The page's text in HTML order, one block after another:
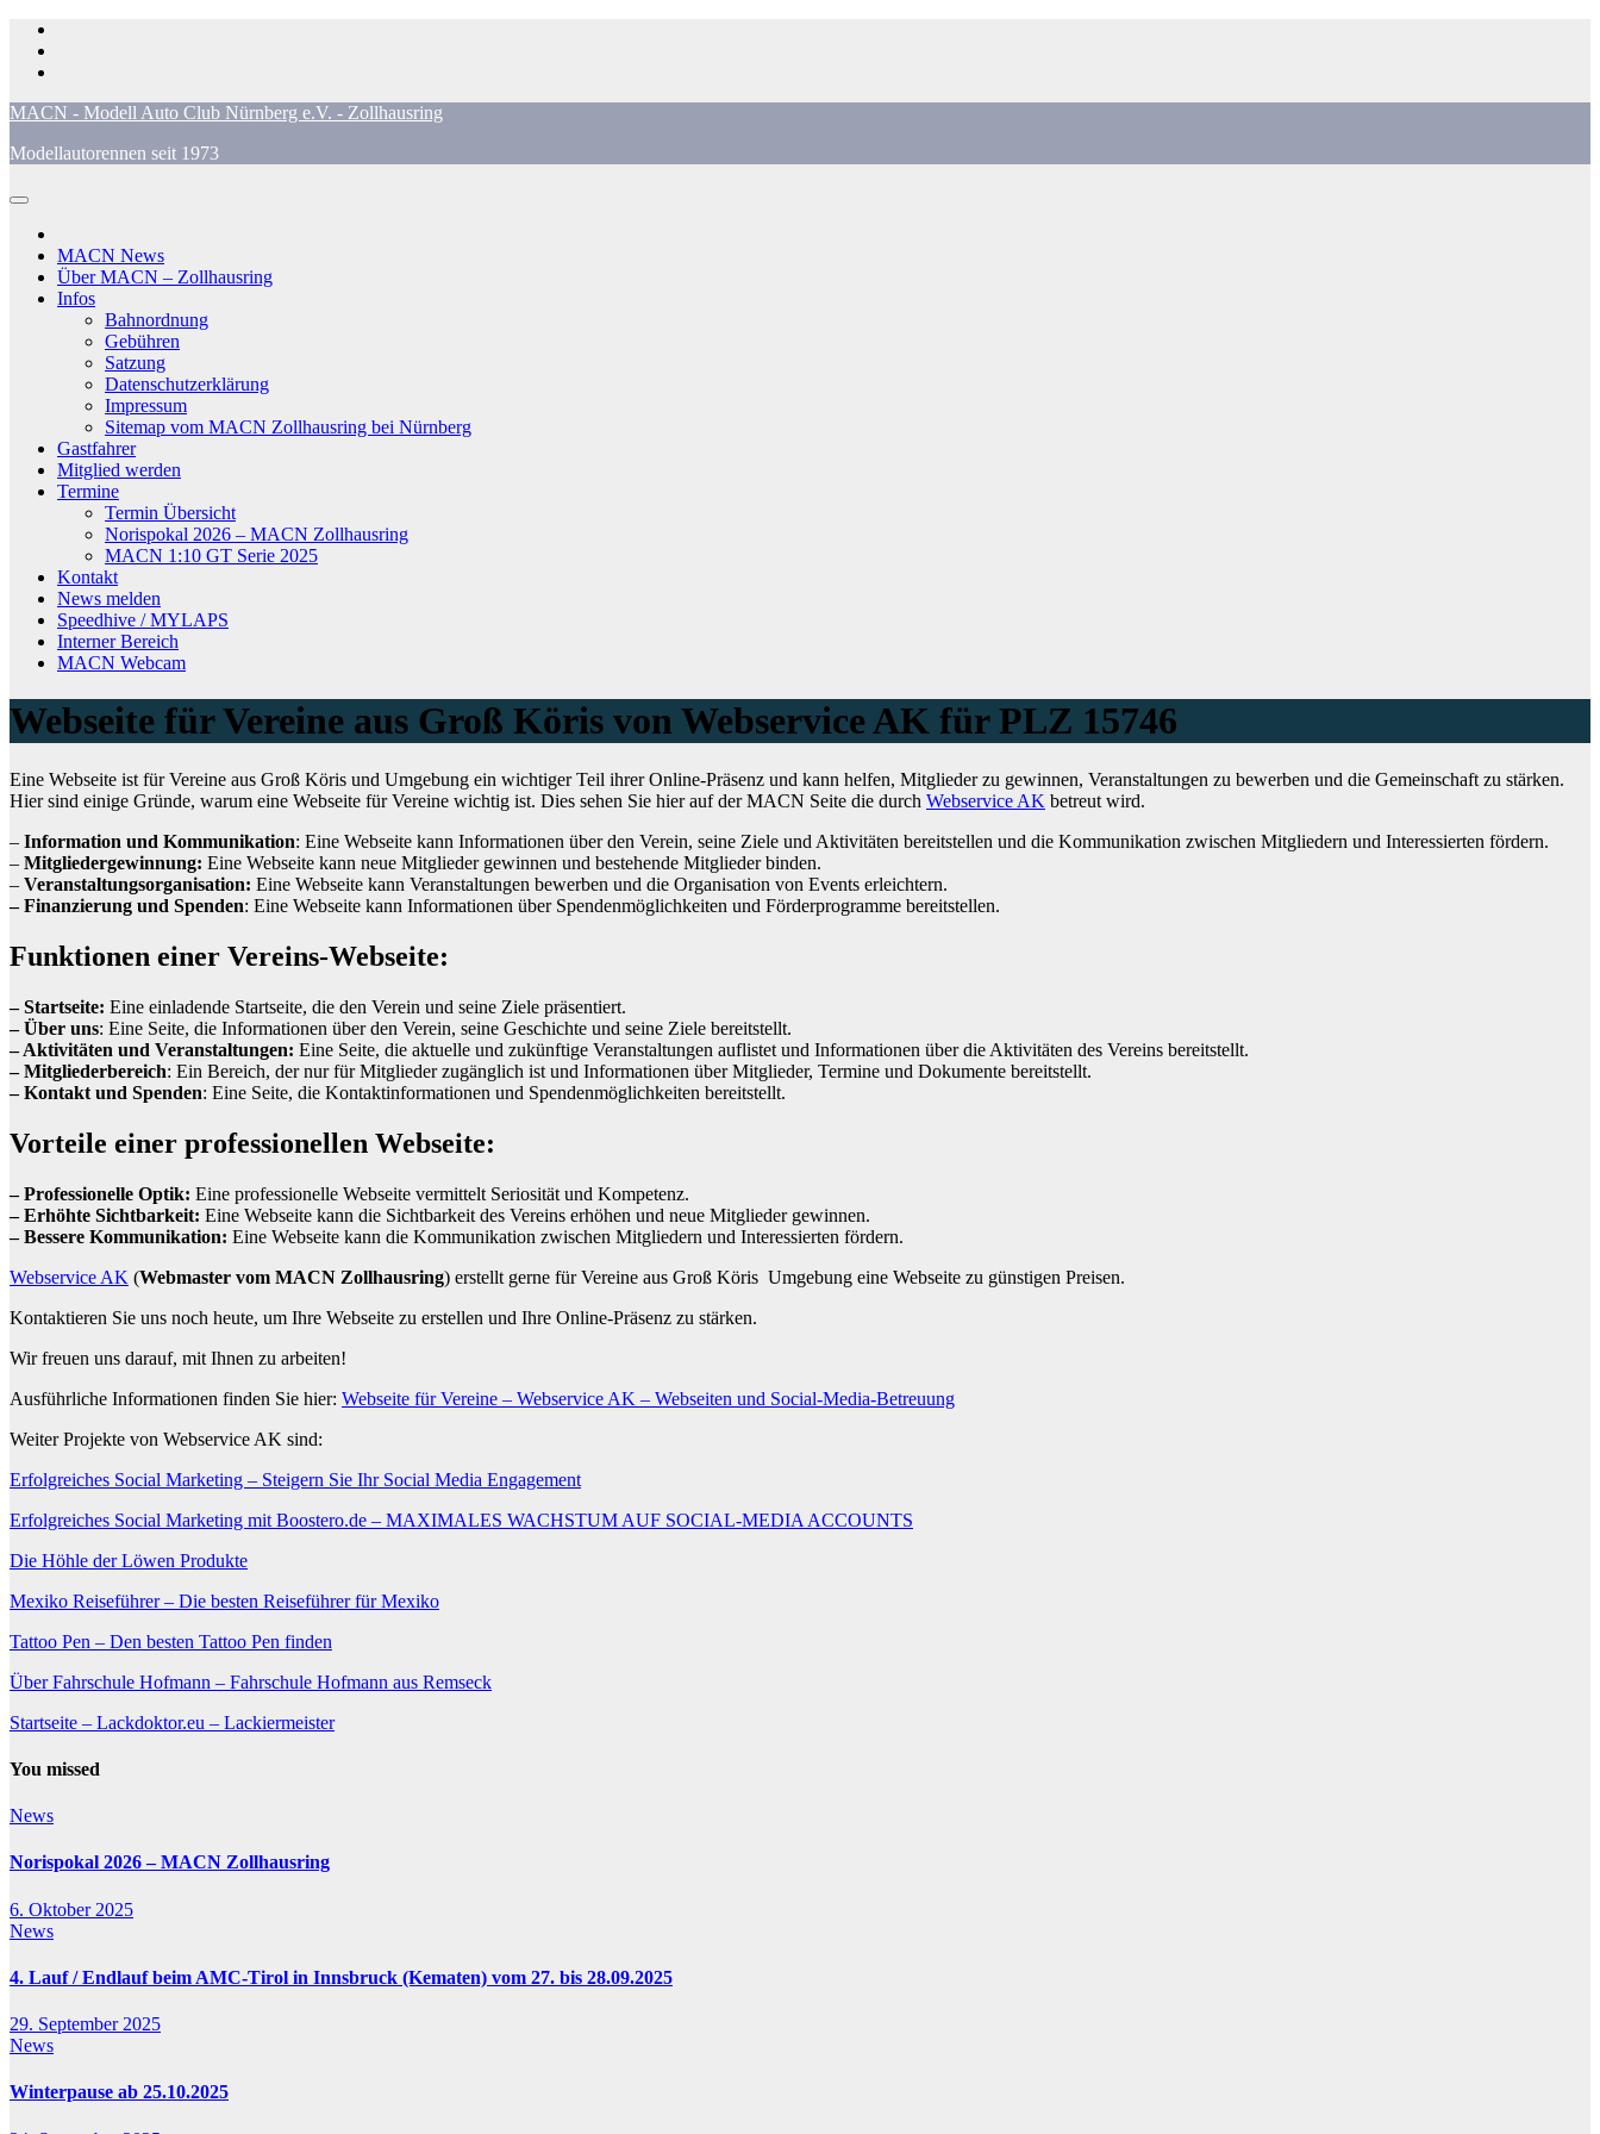
Zum
Inhalt
springen
MACN - Modell Auto Club Nürnberg e.V. - Zollhausring
Modellautorennen seit 1973
MACN News
Über MACN – Zollhausring
Infos
Bahnordnung
Gebühren
Satzung
Datenschutzerklärung
Impressum
Sitemap vom MACN Zollhausring bei Nürnberg
Gastfahrer
Mitglied werden
Termine
Termin Übersicht
Norispokal 2026 – MACN Zollhausring
MACN 1:10 GT Serie 2025
Kontakt
News melden
Speedhive / MYLAPS
Interner Bereich
MACN Webcam
Webseite für Vereine aus Groß Köris von Webservice AK für PLZ 15746
Eine Webseite ist für Vereine aus Groß Köris und Umgebung ein wichtiger Teil ihrer Online-Präsenz und kann helfen, Mitglieder zu gewinnen, Veranstaltungen zu bewerben und die Gemeinschaft zu stärken.
Hier sind einige Gründe, warum eine Webseite für Vereine wichtig ist. Dies sehen Sie hier auf der MACN Seite die durch Webservice AK betreut wird.
– Information und Kommunikation: Eine Webseite kann Informationen über den Verein, seine Ziele und Aktivitäten bereitstellen und die Kommunikation zwischen Mitgliedern und Interessierten fördern.
– Mitgliedergewinnung: Eine Webseite kann neue Mitglieder gewinnen und bestehende Mitglieder binden.
– Veranstaltungsorganisation: Eine Webseite kann Veranstaltungen bewerben und die Organisation von Events erleichtern.
– Finanzierung und Spenden: Eine Webseite kann Informationen über Spendenmöglichkeiten und Förderprogramme bereitstellen.
Funktionen einer Vereins-Webseite:
– Startseite: Eine einladende Startseite, die den Verein und seine Ziele präsentiert.
– Über uns: Eine Seite, die Informationen über den Verein, seine Geschichte und seine Ziele bereitstellt.
– Aktivitäten und Veranstaltungen: Eine Seite, die aktuelle und zukünftige Veranstaltungen auflistet und Informationen über die Aktivitäten des Vereins bereitstellt.
– Mitgliederbereich: Ein Bereich, der nur für Mitglieder zugänglich ist und Informationen über Mitglieder, Termine und Dokumente bereitstellt.
– Kontakt und Spenden: Eine Seite, die Kontaktinformationen und Spendenmöglichkeiten bereitstellt.
Vorteile einer professionellen Webseite:
– Professionelle Optik: Eine professionelle Webseite vermittelt Seriosität und Kompetenz.
– Erhöhte Sichtbarkeit: Eine Webseite kann die Sichtbarkeit des Vereins erhöhen und neue Mitglieder gewinnen.
– Bessere Kommunikation: Eine Webseite kann die Kommunikation zwischen Mitgliedern und Interessierten fördern.
Webservice AK (Webmaster vom MACN Zollhausring) erstellt gerne für Vereine aus Groß Köris Umgebung eine Webseite zu günstigen Preisen.
Kontaktieren Sie uns noch heute, um Ihre Webseite zu erstellen und Ihre Online-Präsenz zu stärken.
Wir freuen uns darauf, mit Ihnen zu arbeiten!
Ausführliche Informationen finden Sie hier: Webseite für Vereine – Webservice AK – Webseiten und Social-Media-Betreuung
Weiter Projekte von Webservice AK sind:
Erfolgreiches Social Marketing – Steigern Sie Ihr Social Media Engagement
Erfolgreiches Social Marketing mit Boostero.de – MAXIMALES WACHSTUM AUF SOCIAL-MEDIA ACCOUNTS
Die Höhle der Löwen Produkte
Mexiko Reiseführer – Die besten Reiseführer für Mexiko
Tattoo Pen – Den besten Tattoo Pen finden
Über Fahrschule Hofmann – Fahrschule Hofmann aus Remseck
Startseite – Lackdoktor.eu – Lackiermeister
You missed
News
Norispokal 2026 – MACN Zollhausring
6. Oktober 2025
News
4. Lauf / Endlauf beim AMC-Tirol in Innsbruck (Kematen) vom 27. bis 28.09.2025
29. September 2025
News
Winterpause ab 25.10.2025